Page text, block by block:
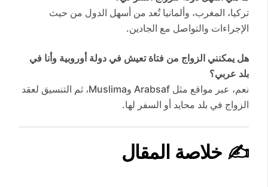
تركيا، المغرب، وألمانيا تُعد من أسهل الدول من حيث
الإجراءات والتواصل مع الجادين.
هل يمكنني الزواج من فتاة تعيش في دولة أوروبية وأنا في
بلد عربي؟
نعم، عبر مواقع مثل Arabsaf وMuslima، ثم التنسيق لعقد
الزواج في بلد محايد أو السفر لها.
✍️ خلاصة المقال